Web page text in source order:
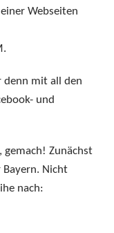
Webseiten
denn mit all den
und
gemach! Zunächst
Bayern. Nicht
nach: